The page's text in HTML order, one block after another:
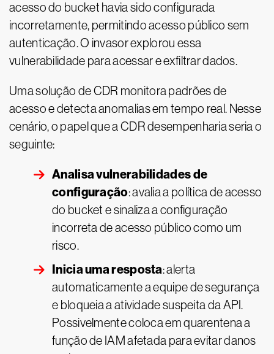
acesso do bucket havia sido configurada
incorretamente, permitindo acesso público sem
autenticação. O invasor explorou essa
vulnerabilidade para acessar e exfiltrar dados.
Uma solução de CDR monitora padrões de
acesso e detecta anomalias em tempo real. Nesse
cenário, o papel que a CDR desempenharia seria o
seguinte:
Analisa vulnerabilidades de
configuração: avalia a política de acesso
do bucket e sinaliza a configuração
incorreta de acesso público como um
risco.
Inicia uma resposta: alerta
automaticamente a equipe de segurança
e bloqueia a atividade suspeita da API.
Possivelmente coloca em quarentena a
função de IAM afetada para evitar danos